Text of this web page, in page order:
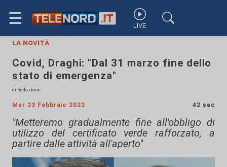
☰ LIVE
la novità
Covid, Draghi: "Dal 31 marzo fine dello
stato di emergenza"
di Redazione
Mer 23 Febbraio 2022 42 sec
"Metteremo gradualmente fine all'obbligo di
utilizzo del certificato verde rafforzato, a
partire dalle attività all'aperto"